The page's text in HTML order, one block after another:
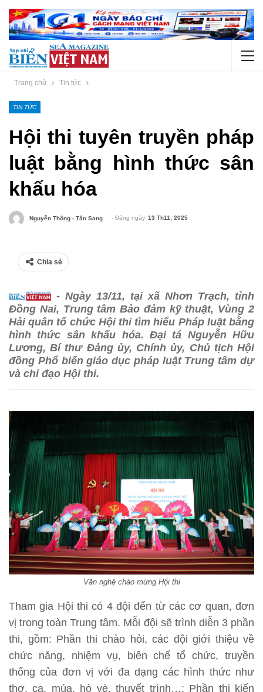
Trang chủ Tin tức
TIN TỨC
Hội thi tuyên truyền pháp
luật bằng hình thức sân
khấu hóa
Nguyễn Thông - Tấn Sang - Đăng ngày 13 Th11, 2025
Chia sẻ
- Ngày 13/11, tại xã Nhơn Trạch, tỉnh
Đồng Nai, Trung tâm Bảo đảm kỹ thuật, Vùng 2
Hải quân tổ chức Hội thi tìm hiểu Pháp luật bằng
hình thức sân khấu hóa. Đại tá Nguyễn Hữu
Lương, Bí thư Đảng ủy, Chính ủy, Chủ tịch Hội
đồng Phổ biến giáo dục pháp luật Trung tâm dự
và chỉ đạo Hội thi.
Văn nghệ chào mừng Hội thi
Tham gia Hội thi có 4 đội đến từ các cơ quan, đơn
vị trong toàn Trung tâm. Mỗi đội sẽ trình diễn 3 phần
thi, gồm: Phần thi chào hỏi, các đội giới thiệu về
chức năng, nhiệm vụ, biên chế tổ chức, truyền
thống của đơn vị với đa dạng các hình thức như
thơ, ca, múa, hò vè, thuyết trình…; Phần thi kiến